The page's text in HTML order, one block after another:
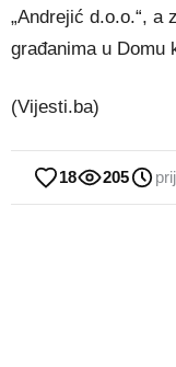
„Andrejić d.o.o.“, a
građanima u Domu
(Vijesti.ba)
18 205